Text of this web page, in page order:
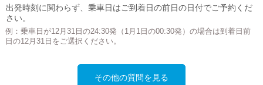
出発時刻に関わらず、乗車日はご到着日の前日の日付でご予約くだ
さい。
例：乗車日が12月31日の24:30発（1月1日の00:30発）の場合は到着日前
日の12月31日をご選択ください。
その他の質問を見る